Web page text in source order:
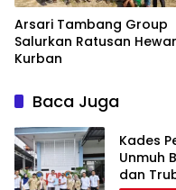
‎Arsari Tambang Group
Salurkan Ratusan
Kurban
Baca Juga
Kades
Unmuh
dan